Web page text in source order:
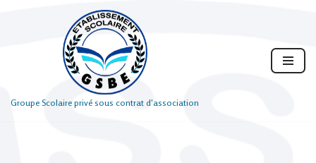
Groupe Scolaire privé sous contrat d'association